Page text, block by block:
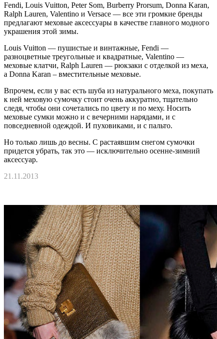
Fendi, Louis Vuitton, Peter Som, Burberry Prorsum, Donna Karan,
Ralph Lauren, Valentino и Versace — все эти громкие бренды
предлагают меховые аксессуары в качестве главного модного
украшения этой зимы.
Louis Vuitton — пушистые и винтажные, Fendi —
разноцветные треугольные и квадратные, Valentino —
меховые клатчи, Ralph Lauren — рюкзаки с отделкой из меха,
а Donna Karan – вместительные меховые.
Впрочем, если у вас есть шуба из натурального меха, покупать
к ней меховую сумочку стоит очень аккуратно, тщательно
следя, чтобы они сочетались по цвету и по меху. Носить
меховые сумки можно и с вечерними нарядами, и с
повседневной одеждой. И пуховиками, и с пальто.
Но только лишь до весны. С растаявшим снегом сумочки
придется убрать, так это — исключительно осенне-зимний
аксессуар.
21.11.2013